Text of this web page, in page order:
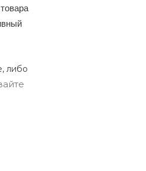
либо